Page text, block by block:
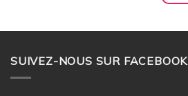
SUIVEZ-NOUS SUR FACEBOOK